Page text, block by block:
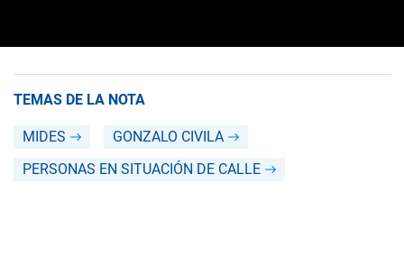
TEMAS DE LA NOTA
MIDES
GONZALO CIVILA
PERSONAS EN SITUACIÓN DE CALLE